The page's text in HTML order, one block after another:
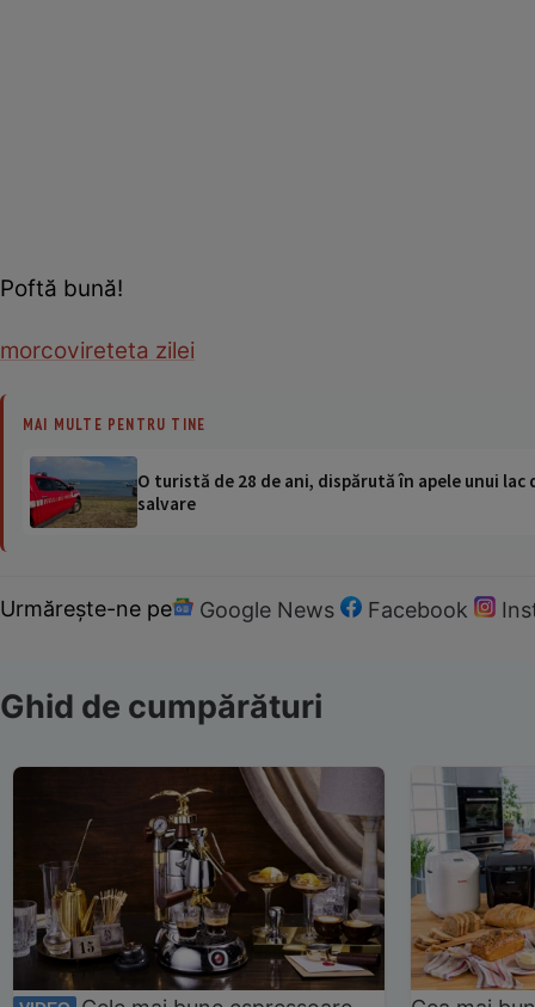
Poftă bună!
morcovireteta zilei
MAI MULTE PENTRU TINE
O turistă de 28 de ani, dispărută în apele unui
salvare
Urmărește-ne pe Google News Facebook
Ghid de cumpărături